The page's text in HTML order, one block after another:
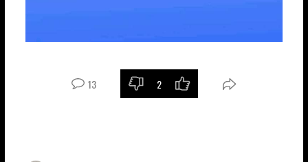
13 2